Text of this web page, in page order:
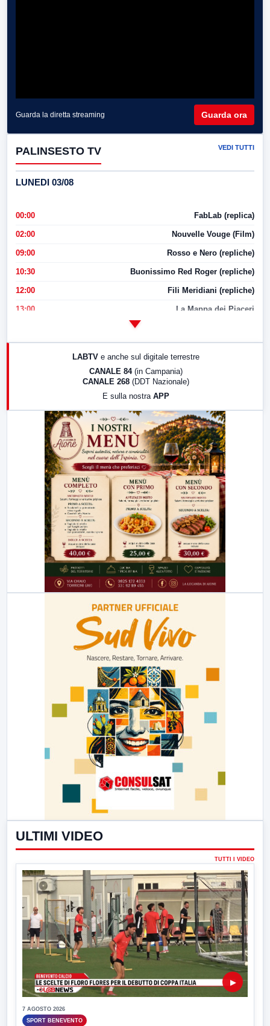
Guarda la diretta streaming Guarda ora
PALINSESTO TV VEDI TUTTI
LUNEDI 03/08
00:00 FabLab (replica)
02:00 Nouvelle Vouge (Film)
09:00 Rosso e Nero (repliche)
10:30 Buonissimo Red Roger (repliche)
12:00 Fili Meridiani (repliche)
13:00 La Mappa dei Piaceri
LabNews (replica)
LABTV e anche sul digitale terrestre
CANALE 84 (in Campania)
CANALE 268 (DDT Nazionale)
E sulla nostra APP
ULTIMI VIDEO
TUTTI I VIDEO
▶
7 AGOSTO 2026
SPORT BENEVENTO